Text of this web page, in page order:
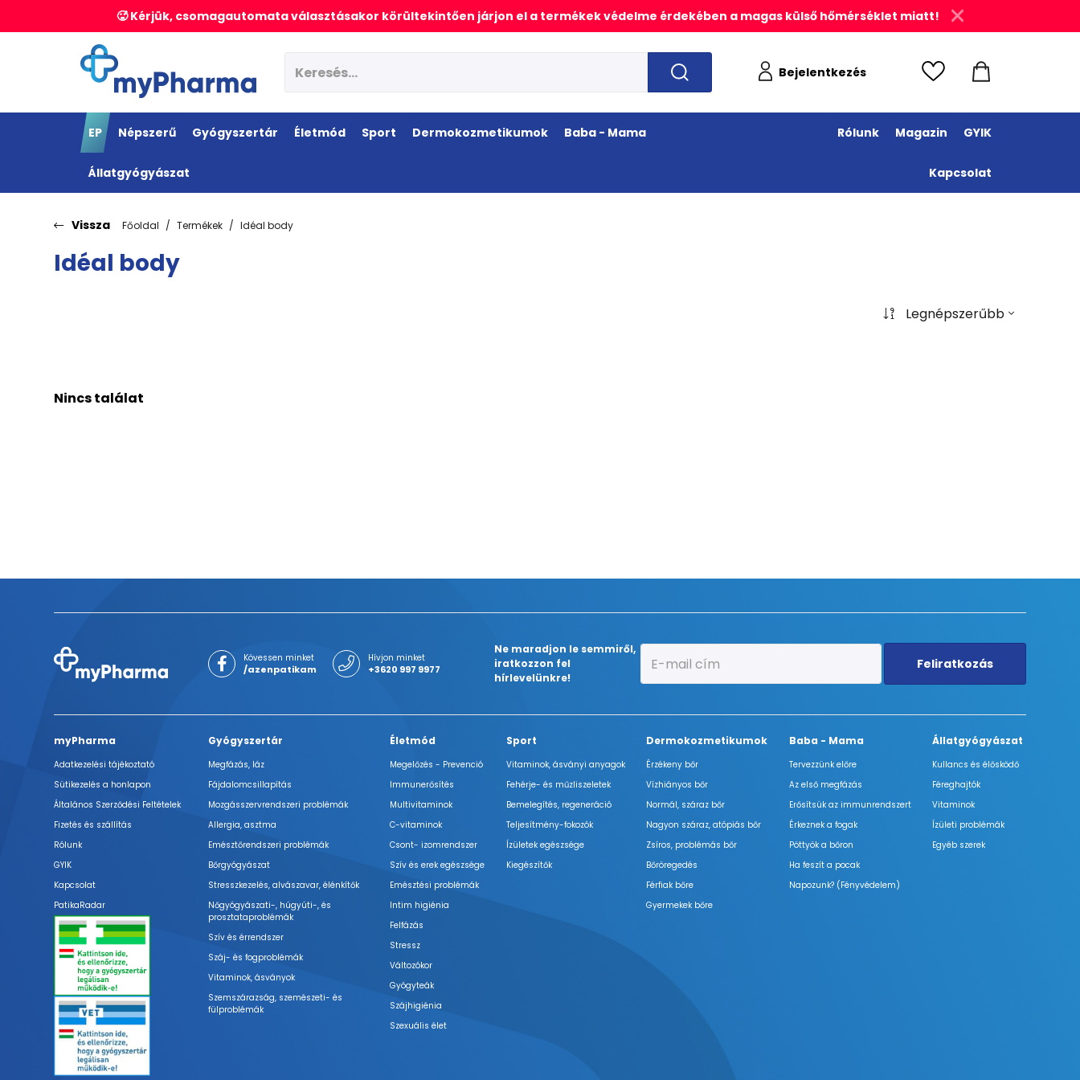
🥵 Kérjük, csomagautomata választásakor körültekintően járjon el a termékek védelme érdekében a magas külső hőmérséklet miatt!
Bejelentkezés
EP Népszerű Gyógyszertár Életmód Sport Dermokozmetikumok Baba - Mama
Állatgyógyászat
Rólunk Magazin GYIK
Kapcsolat
Vissza Főoldal Termékek Idéal body
Idéal body
Legnépszerűbb
Nincs találat
Kövessen minket
/azenpatikam
Hívjon minket
+3620 997 9977
Ne maradjon le semmiről,
iratkozzon fel
hírlevelünkre!
Feliratkozás
myPharma
Adatkezelési tájékoztató
Sütikezelés a honlapon
Általános Szerződési Feltételek
Fizetés és szállítás
Rólunk
GYIK
Kapcsolat
PatikaRadar
Gyógyszertár
Megfázás, láz
Fájdalomcsillapítás
Mozgásszervrendszeri problémák
Allergia, asztma
Emésztőrendszeri problémák
Bőrgyógyászat
Stresszkezelés, alvászavar, élénkítők
Nőgyógyászati-, húgyúti-, és
prosztataproblémák
Szív és érrendszer
Száj- és fogproblémák
Vitaminok, ásványok
Szemszárazság, szemészeti- és
fülproblémák
Életmód
Megelőzés - Prevenció
Immunerősítés
Multivitaminok
C-vitaminok
Csont- izomrendszer
Szív és erek egészsége
Emésztési problémák
Intim higiénia
Felfázás
Stressz
Változókor
Gyógyteák
Szájhigiénia
Szexuális élet
Sport
Vitaminok, ásványi anyagok
Fehérje- és műzliszeletek
Bemelegítés, regeneráció
Teljesítmény-fokozók
Ízületek egészsége
Kiegészítők
Dermokozmetikumok
Érzékeny bőr
Vízhiányos bőr
Normál, száraz bőr
Nagyon száraz, atópiás bőr
Zsíros, problémás bőr
Bőröregedés
Férfiak bőre
Gyermekek bőre
Baba - Mama
Tervezzünk előre
Az első megfázás
Erősítsük az immunrendszert
Érkeznek a fogak
Pöttyök a bőron
Ha feszít a pocak
Napozunk? (Fényvédelem)
Állatgyógyászat
Kullancs és élősködő
Féreghajtók
Vitaminok
Ízületi problémák
Egyéb szerek